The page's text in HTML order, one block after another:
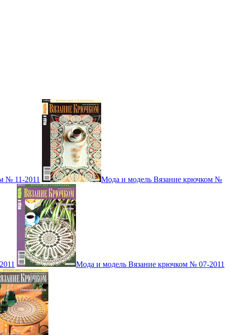
№ 11-2011 Мода и модель Вязание крючком №
Мода и модель Вязание крючком № 07-2011